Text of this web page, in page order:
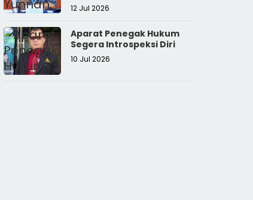
12 Jul 2026
Aparat Penegak Hukum
Segera Introspeksi Diri
10 Jul 2026